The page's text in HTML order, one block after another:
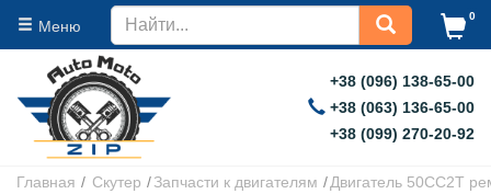
Меню
0
+38 (096) 138-65-00
+38 (063) 136-65-00
+38 (099) 270-20-92
Главная Скутер Запчасти к двигателям Двигатель 50CC2T